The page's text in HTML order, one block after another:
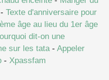
- Texte d'anniversaire pour
âge au lieu du 1er âge
dit-on une
sur les tata- Appeler
- Xpassfam